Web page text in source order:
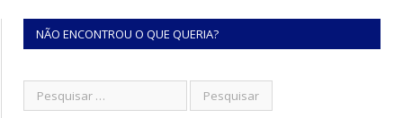
NÃO ENCONTROU O QUE QUERIA?